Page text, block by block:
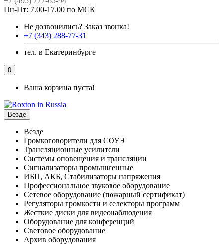
Пн-Пт: 7.00-17.00 по МСК
Не дозвонились? Заказ звонка!
+7 (343) 288-77-31
тел. в Екатеринбурге
0
Ваша корзина пуста!
Везде
Везде
Громкоговорители для СОУЭ
Трансляционные усилители
Системы оповещения и трансляции
Сигнализаторы промышленные
ИБП, АКБ, Стабилизаторы напряжения
Профессиональное звуковое оборудование
Сетевое оборудование (пожарный сертификат)
Регуляторы громкости и селекторы программ
Жесткие диски для видеонаблюдения
Оборудование для конференций
Световое оборудование
Архив оборудования